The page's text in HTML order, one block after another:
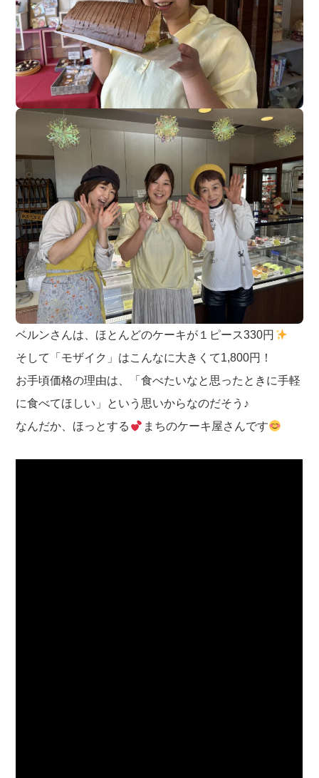
ベルンさんは、ほとんどのケーキが１ピース330円
そして「モザイク」はこんなに大きくて1,800円！
お手頃価格の理由は、「食べたいなと思ったときに手軽
に食べてほしい」という思いからなのだそう♪
なんだか、ほっとする
まちのケーキ屋さんです